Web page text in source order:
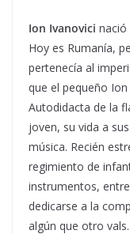
Ion Ivanovici nació
Hoy es Rumanía,
pertenecía al
que el pequeño
Autodidacta de la
joven, su vida a
música. Recién
regimiento de
instrumentos,
dedicarse a la
algún que otro